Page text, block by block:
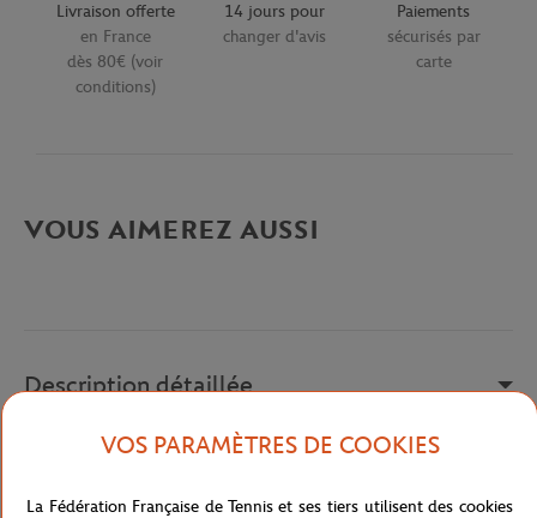
Livraison offerte
en France
dès 80€ (voir
conditions)
14 jours pour
changer d'avis
Paiements
sécurisés par
carte
VOUS AIMEREZ AUSSI
Description détaillée
Chaussures avec logo Lotto sur le côté extérieur.
VOS PARAMÈTRES DE COOKIES
La Fédération Française de Tennis et ses tiers utilisent des cookies